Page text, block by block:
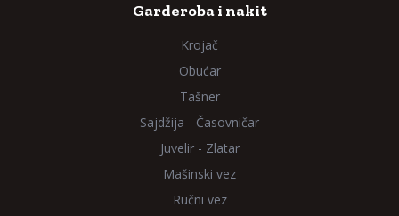
Garderoba i nakit
Krojač
Obućar
Tašner
Sajdžija - Časovničar
Juvelir - Zlatar
Mašinski vez
Ručni vez